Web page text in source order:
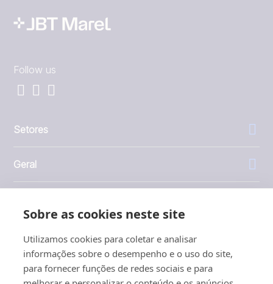
Sobre as cookies neste site
Utilizamos cookies para coletar e analisar
informações sobre o desempenho e o uso do site,
para fornecer funções de redes sociais e para
Follow us
Setores
Geral
Investidores